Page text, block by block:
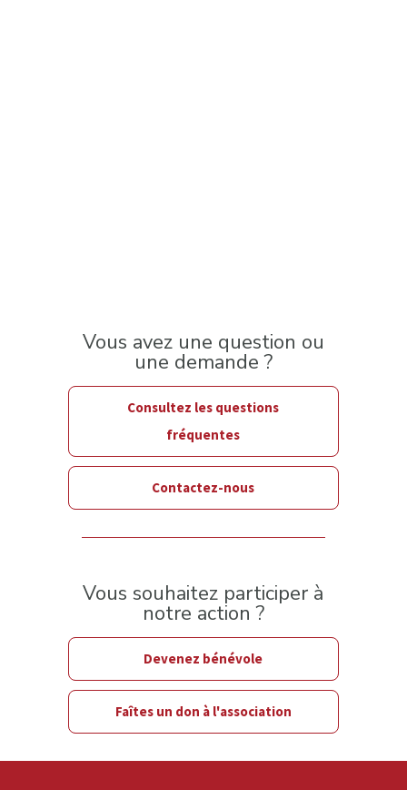
Vous avez une question ou
une demande ?
Consultez les questions
fréquentes
Contactez-nous
Vous souhaitez participer à
notre action ?
Devenez bénévole
Faîtes un don à l'association